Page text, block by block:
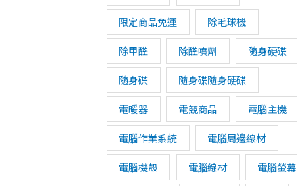
限定商品免運 除毛球機
除甲醛 除醛噴劑 隨身硬碟
隨身碟 隨身碟隨身硬碟
電暖器 電競商品 電腦主機
電腦作業系統 電腦周邊線材
電腦機殼 電腦線材 電腦螢幕